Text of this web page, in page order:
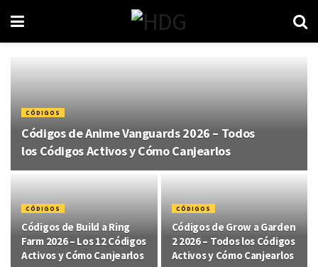
CÓDIGOS
Códigos de Anime Vanguards 2026 – Todos
los Códigos Activos y Cómo Canjearlos
CÓDIGOS
Códigos de Build a Ring
Farm 2026 – Los 12 Códigos
Activos y Cómo Canjearlos
CÓDIGOS
Códigos de Grow a Garden
2 2026 – Todos los Códigos
Activos y Cómo Canjearlos